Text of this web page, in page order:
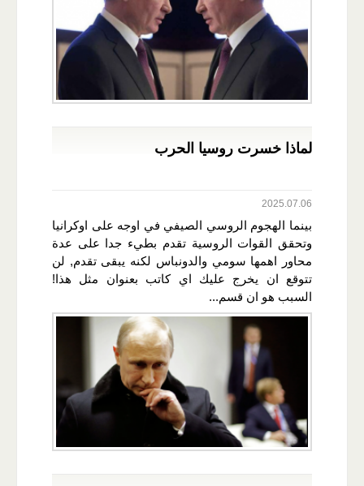
لماذا خسرت روسيا الحرب
2025.07.06
بينما الهجوم الروسي الصيفي في اوجه على اوكرانيا
وتحقق القوات الروسية تقدم بطيء جدا على عدة
محاور اهمها سومي والدونباس لكنه يبقى تقدم, لن
تتوقع ان يخرج عليك اي كاتب بعنوان مثل هذا!
السبب هو ان قسم...